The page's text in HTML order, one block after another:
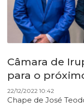
Câmara de
para o
22/12/2022 10:42
Chape de José